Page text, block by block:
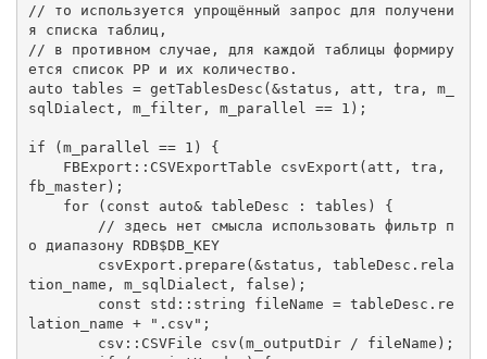
// то используется упрощённый запрос для получени
я списка таблиц,
// в противном случае, для каждой таблицы формиру
ется список PP и их количество.
auto tables = getTablesDesc(&status, att, tra, m_
sqlDialect, m_filter, m_parallel == 1 );
if (m_parallel == 1 ) {
FBExport::CSVExportTable csvExport (att, tra,
fb_master) ;
for ( const auto& tableDesc : tables) {
// здесь нет смысла использовать фильтр п
о диапазону RDB$DB_KEY
tion_name, m_sqlDialect, false );
const
std :: string fileName = tableDesc.re
lation_name +
".csv" ;
csv::CSVFile csv (m_outputDir / fileName) ;